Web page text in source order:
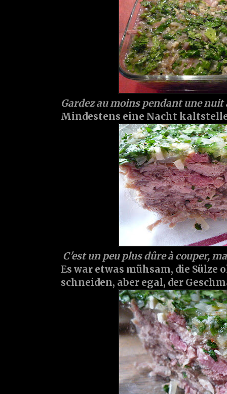
Gardez au moins pendant une nuit
Mindestens eine Nacht
C'est un peu plus dûre à couper,
Es war etwas mühsam, die Sülze
schneiden, aber egal, der